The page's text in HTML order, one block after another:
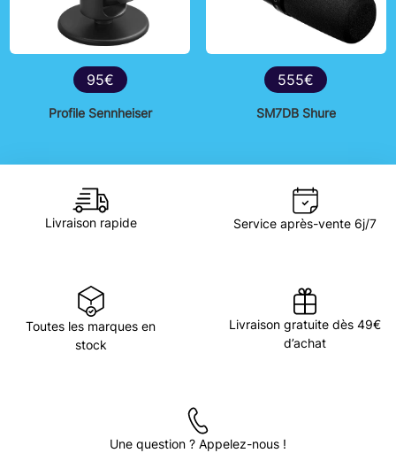
95€
Profile Sennheiser
555€
SM7DB Shure
Livraison rapide Service après-vente 6j/7
Toutes les marques en
stock
Livraison gratuite dès 49€
d’achat
Une question ? Appelez-nous !